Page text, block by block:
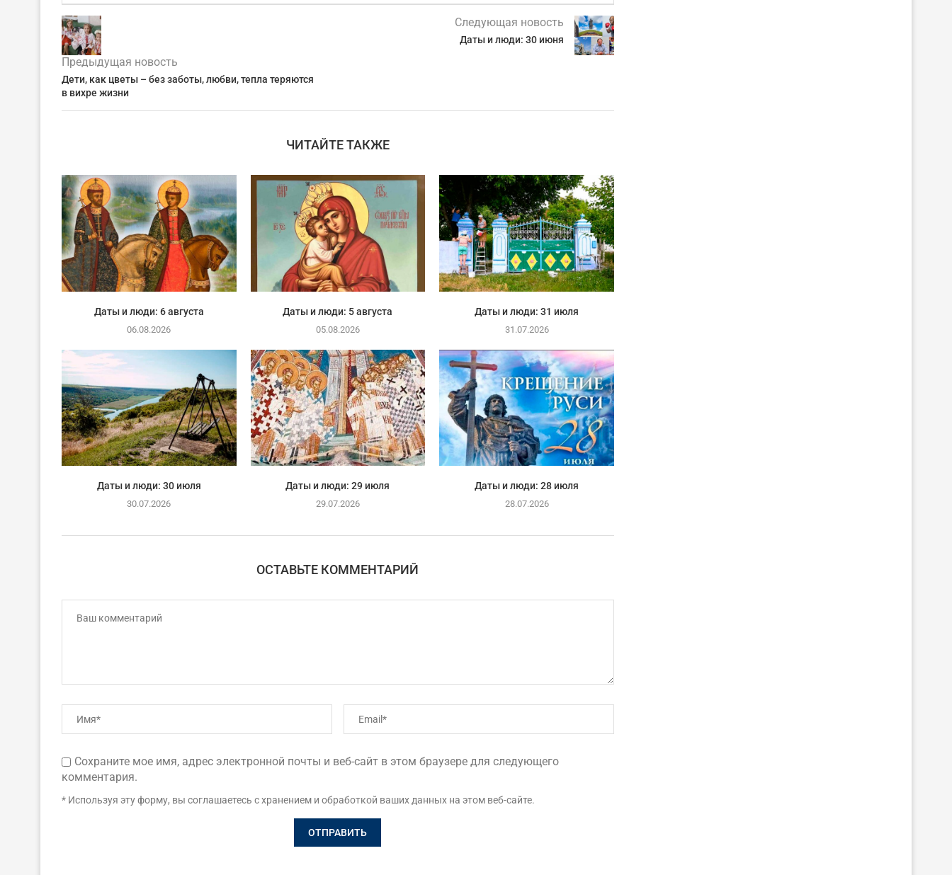
Предыдущая новость
Дети, как цветы – без заботы, любви, тепла теряются
в вихре жизни
Следующая новость
Даты и люди: 30 июня
ЧИТАЙТЕ ТАКЖЕ
Даты и люди: 6 августа
06.08.2026
Даты и люди: 5 августа
05.08.2026
Даты и люди: 31 июля
31.07.2026
Даты и люди: 30 июля
30.07.2026
Даты и люди: 29 июля
29.07.2026
Даты и люди: 28 июля
28.07.2026
ОСТАВЬТЕ КОММЕНТАРИЙ
Сохраните мое имя, адрес электронной почты и веб-сайт в этом браузере для следующего
комментария.
* Используя эту форму, вы соглашаетесь с хранением и обработкой ваших данных на этом веб-сайте.